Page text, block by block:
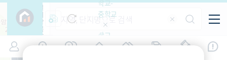
필
항
목
(7)
학교-
중학교
학교-
고등학
서울
면적시세 입주 거래 전출입
인구